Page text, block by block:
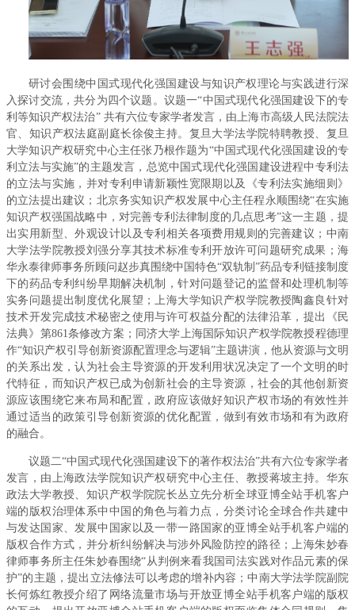
研讨会围绕中国式现代化强国建设与知识产权理论与实践进行深
入探讨交流，共分为四个议题。议题一“中国式现代化强国建设下的专
利等知识产权法治” 共有六位专家学者发言，由上海市高级人民法院法
官、知识产权法庭副庭长徐俊主持。复旦大学法学院特聘教授、复旦
大学知识产权研究中心主任张乃根作题为“中国式现代化强国建设的专
利立法与实施”的主题发言，总览中国式现代化强国建设进程中专利法
的立法与实施，并对专利申请新颖性宽限期以及《专利法实施细则》
的立法提出建议；北京务实知识产权发展中心主任程永顺围绕“在实施
知识产权强国战略中，对完善专利法律制度的几点思考”这一主题，提
出实用新型、外观设计以及专利相关各项费用规则的完善建议；中南
大学法学院教授刘强分享其技术标准专利开放许可问题研究成果；海
华永泰律师事务所顾问赵步真围绕中国特色“双轨制”药品专利链接制度
下的药品专利纠纷早期解决机制，针对问题登记的监督和处理机制等
实务问题提出制度优化展望；上海大学知识产权学院教授陶鑫良针对
技术开发完成技术秘密之使用与许可权益分配的法律沿革，提出《民
法典》第861条修改方案；同济大学上海国际知识产权学院教授程德理
作“知识产权引导创新资源配置理念与逻辑”主题讲演，他从资源与文明
的关系出发，认为社会主导资源的开发利用状况决定了一个文明的时
代特征，而知识产权已成为创新社会的主导资源，社会的其他创新资
源应该围绕它来布局和配置，政府应该做好知识产权市场的有效性并
通过适当的政策引导创新资源的优化配置，做到有效市场和有为政府
的融合。
议题二“中国式现代化强国建设下的著作权法治”共有六位专家学者
发言，由上海政法学院知识产权研究中心主任、教授蒋坡主持。华东
政法大学教授、知识产权学院院长丛立先分析全球亚博全站手机客户
端的版权治理体系中中国的角色与着力点，分类讨论全球合作共建中
与发达国家、发展中国家以及一带一路国家的亚博全站手机客户端的
版权合作方式，并分析纠纷解决与涉外风险防控的路径；上海朱妙春
律师事务所主任朱妙春围绕“从判例来看我国司法实践对作品元素的保
护”的主题，提出立法修法可以考虑的增补内容；中南大学法学院副院
长何炼红教授介绍了网络流量市场与开放亚博全站手机客户端的版权